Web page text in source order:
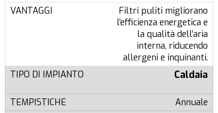
Filtri puliti migliorano
l’efficienza energetica e
la qualità dell’aria
interna, riducendo
allergeni e inquinanti.
Caldaia
Annuale